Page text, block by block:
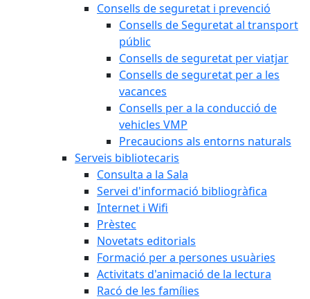
Consells de seguretat i prevenció
Consells de Seguretat al transport
públic
Consells de seguretat per viatjar
Consells de seguretat per a les
vacances
Consells per a la conducció de
vehicles VMP
Precaucions als entorns naturals
Serveis bibliotecaris
Consulta a la Sala
Servei d'informació bibliogràfica
Internet i Wifi
Prèstec
Novetats editorials
Formació per a persones usuàries
Activitats d'animació de la lectura
Racó de les famílies